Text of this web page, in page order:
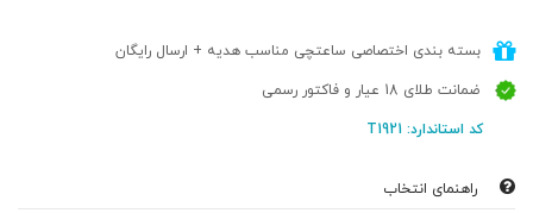
بسته بندی اختصاصی ساعتچی مناسب هدیه + ارسال رایگان
ضمانت طلای 18 عیار و فاکتور رسمی
کد استاندارد: T1921
راهنمای انتخاب